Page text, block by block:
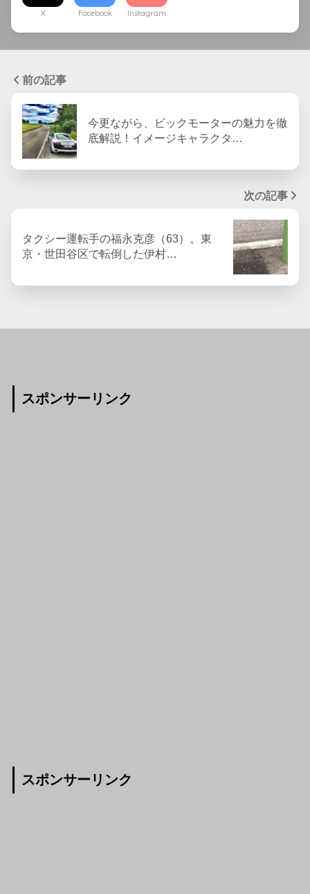
X Facebook Instagram
前の記事
今更ながら、ビックモーターの魅力を徹
底解説！イメージキャラクタ…
次の記事
タクシー運転手の福永克彦（63）。東
京・世田谷区で転倒した伊村…
スポンサーリンク
スポンサーリンク